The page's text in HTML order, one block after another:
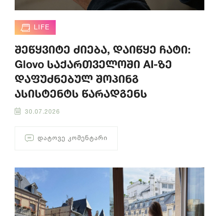
LIFE
შეწყვიტე ძიება, დაიწყე ჩატი:
Glovo საქართველოში AI-ზე
დაფუძნებულ შოპინგ
ასისტენტს წარადგენს
30.07.2026
ᲓᲐᲢᲝᲕᲔ ᲙᲝᲛᲔᲜᲢᲐᲠᲘ